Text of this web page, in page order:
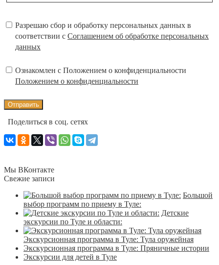
Разрешаю сбор и обработку персональных данных в
соответствии с Соглашением об обработке персональных
данных
Ознакомлен с Положением о конфиденциальности
Положением о конфиденциальности
Поделиться в соц. сетях
Мы ВКонтакте
Свежие записи
Большой
выбор программ по приему в Туле:
Детские
экскурсии по Туле и области:
Экскурсионная программа в Туле: Тула оружейная
Экскурсионная программа в Туле: Пряничные истории
Экскурсии для детей в Туле